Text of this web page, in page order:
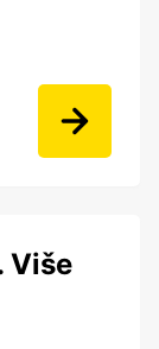
Više